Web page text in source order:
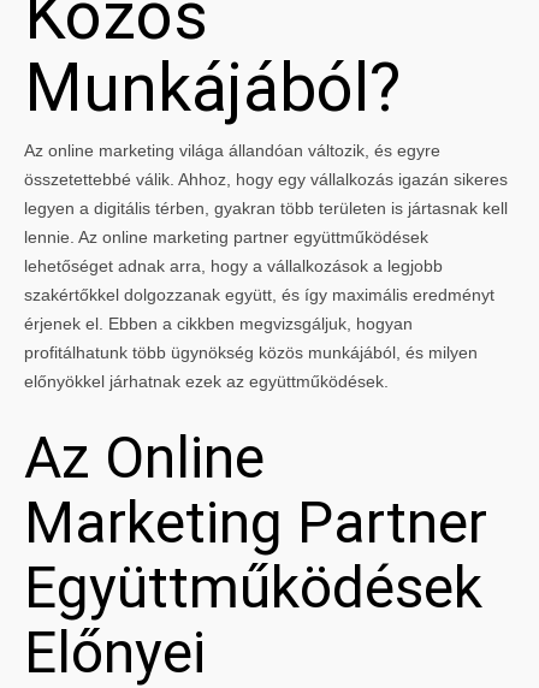
Közös
Munkájából?
Az online marketing világa állandóan változik, és egyre
összetettebbé válik. Ahhoz, hogy egy vállalkozás igazán sikeres
legyen a digitális térben, gyakran több területen is jártasnak kell
lennie. Az online marketing partner együttműködések
lehetőséget adnak arra, hogy a vállalkozások a legjobb
szakértőkkel dolgozzanak együtt, és így maximális eredményt
érjenek el. Ebben a cikkben megvizsgáljuk, hogyan
profitálhatunk több ügynökség közös munkájából, és milyen
előnyökkel járhatnak ezek az együttműködések.
Az Online
Marketing Partner
Együttműködések
Előnyei